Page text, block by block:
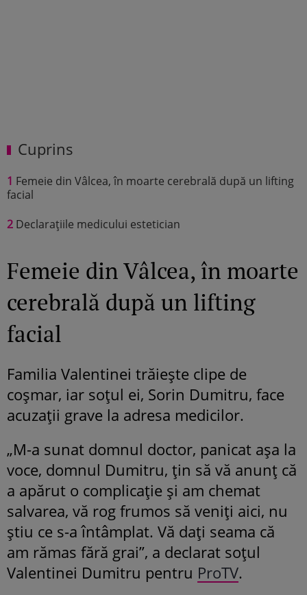
Cuprins
1 Femeie din Vâlcea, în moarte cerebrală după un lifting
facial
2 Declarațiile medicului estetician
Femeie din Vâlcea, în moarte
cerebrală după un lifting
facial
Familia Valentinei trăiește clipe de
coșmar, iar soțul ei, Sorin Dumitru, face
acuzații grave la adresa medicilor.
„M-a sunat domnul doctor, panicat așa la
voce, domnul Dumitru, țin să vă anunț că
a apărut o complicație și am chemat
salvarea, vă rog frumos să veniți aici, nu
știu ce s-a întâmplat. Vă dați seama că
am rămas fără grai”, a declarat soțul
Valentinei Dumitru pentru ProTV.